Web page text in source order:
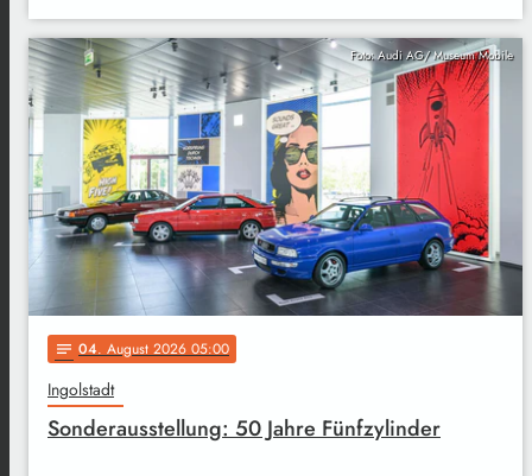
Foto: Audi AG/ Museum Mobile
notes 04. August 2026 05:00
Ingolstadt
Sonderausstellung: 50 Jahre Fünfzylinder